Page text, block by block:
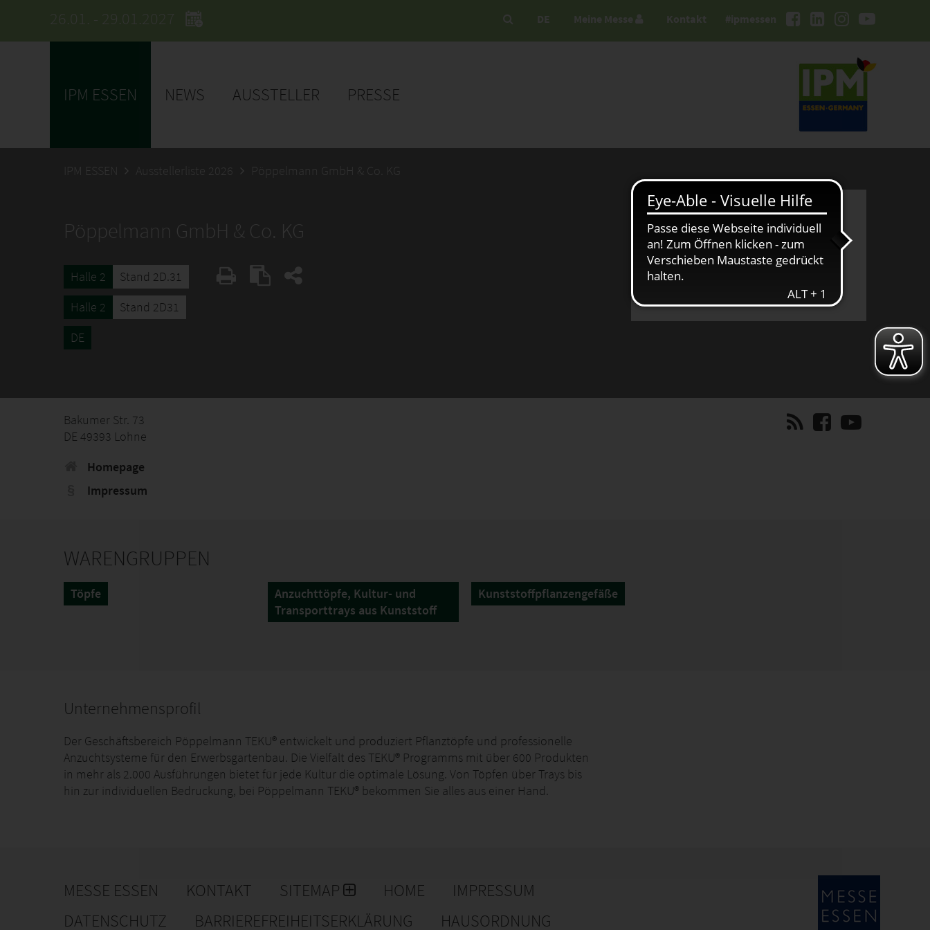
26.01. - 29.01.2027 #ipmessen
DE Meine Messe Kontakt
IPM ESSEN NEWS AUSSTELLER PRESSE
IPM ESSEN Ausstellerliste 2026 Pöppelmann GmbH & Co. KG
Pöppelmann GmbH & Co. KG
Halle 2
Stand 2D.31
Halle 2
Stand 2D31
DE
Bakumer Str. 73
DE 49393 Lohne
Homepage
Impressum
WARENGRUPPEN
Töpfe
Anzuchttöpfe, Kultur- und
Transporttrays aus Kunststoff
Kunststoffpflanzengefäße
Unternehmensprofil
Der Geschäftsbereich Pöppelmann TEKU® entwickelt und produziert Pflanztöpfe und professionelle
Anzuchtsysteme für den Erwerbsgartenbau. Die Vielfalt des TEKU® Programms mit über 600 Produkten
in mehr als 2.000 Ausführungen bietet für jede Kultur die optimale Lösung. Von Töpfen über Trays bis
hin zur individuellen Bedruckung, bei Pöppelmann TEKU® bekommen Sie alles aus einer Hand.
MESSE ESSEN KONTAKT SITEMAP HOME
IMPRESSUM
DATENSCHUTZ
BARRIEREFREIHEITSERKLÄRUNG HAUSORDNUNG